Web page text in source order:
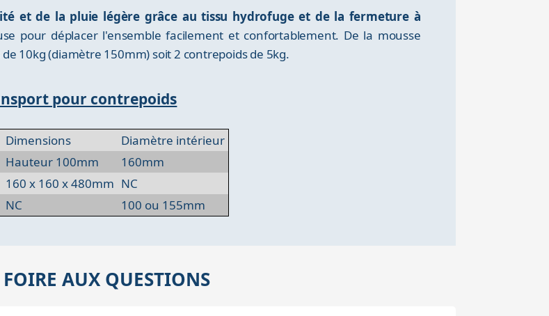
et de la pluie légère grâce au tissu hydrofuge et de la fermeture à
pour déplacer l'ensemble facilement et confortablement. De la mousse
10kg (diamètre 150mm) soit 2 contrepoids de 5kg.
pour contrepoids
Dimensions
Diamètre intérieur
Hauteur 100mm
160mm
160 x 160 x 480mm NC
NC 100 ou 155mm
FOIRE AUX QUESTIONS